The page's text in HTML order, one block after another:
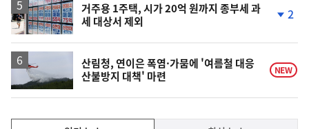
거주용 1주택, 시가 20억 원까지 종부세 과
세 대상서 제외
하
락
2
산림청, 연이은 폭염·가뭄에 '여름철 대응
산불방지 대책' 마련
NEW